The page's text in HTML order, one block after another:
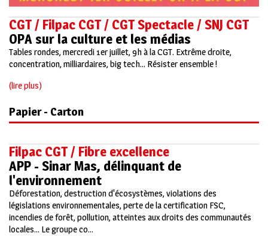
CGT / Filpac CGT / CGT Spectacle / SNJ CGT
OPA sur la culture et les médias
Tables rondes, mercredi 1er juillet, 9h à la CGT. Extrême droite,
concentration, milliardaires, big tech... Résister ensemble !
(lire plus)
Papier - Carton
Filpac CGT / Fibre excellence
APP - Sinar Mas, délinquant de
l'environnement
Déforestation, destruction d'écosystèmes, violations des
législations environnementales, perte de la certification FSC,
incendies de forêt, pollution, atteintes aux droits des communautés
locales... Le groupe co...